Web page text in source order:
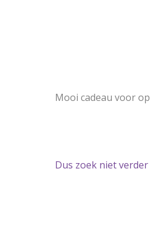
Mooi cadeau voor
Dus zoek niet